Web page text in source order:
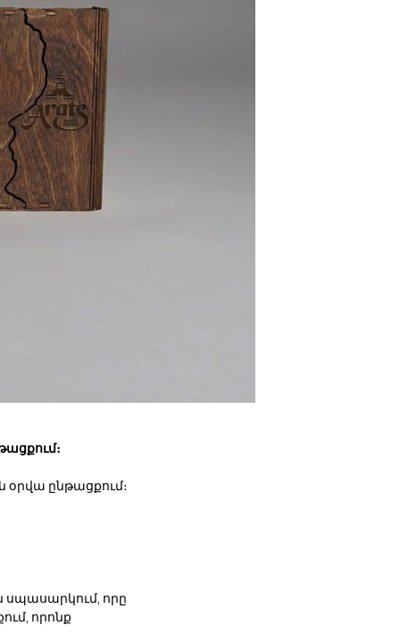
ընթացքում։
որը
որոնք